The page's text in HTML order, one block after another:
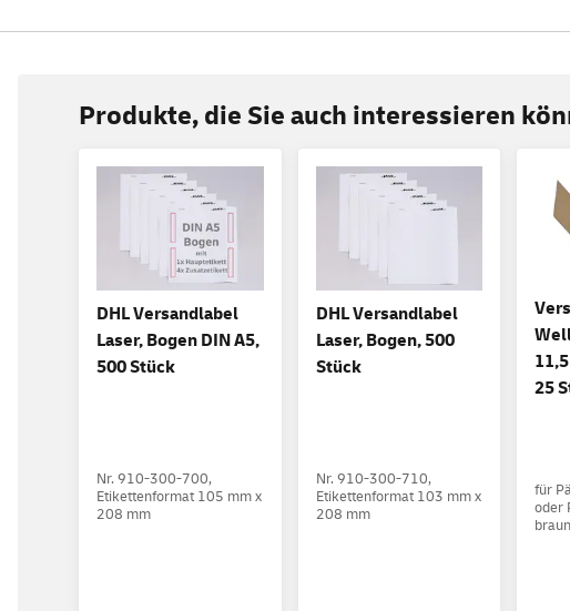
Produkte, die Sie auch interessieren
DHL Versandlabel
Laser, Bogen DIN A5,
500 Stück
Nr. 910-300-700,
Etikettenformat 105 mm x
208 mm
DHL Versandlabel
Laser, Bogen, 500
Stück
Nr. 910-300-710,
Etikettenformat 103 mm x
208 mm
25
für
oder
braun